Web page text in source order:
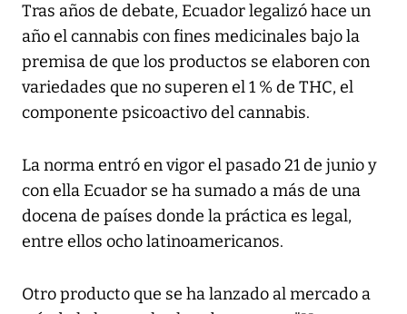
Tras años de debate, Ecuador legalizó hace un
año el cannabis con fines medicinales bajo la
premisa de que los productos se elaboren con
variedades que no superen el 1 % de THC, el
componente psicoactivo del cannabis.
La norma entró en vigor el pasado 21 de junio y
con ella Ecuador se ha sumado a más de una
docena de países donde la práctica es legal,
entre ellos ocho latinoamericanos.
Otro producto que se ha lanzado al mercado a